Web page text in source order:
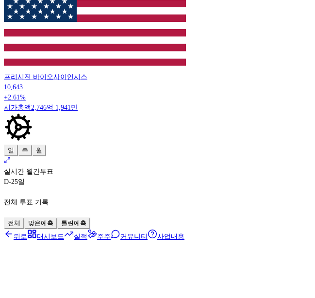
프리시전 바이오사이언시스
10,643
+2.61%
시가총액 2,746억 1,941만
일 주 월
실시간 월간투표
D-25일
전체 투표 기록
전체 맞은예측
틀린예측
뒤로
대시보드 실적 주주 커뮤니티 사업내용